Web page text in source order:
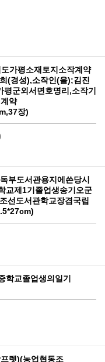
가평소재토지소작계약
(경성),소작인(을);김진
군외서면호명리,소작기
약
장)
부도서관용지에쓴당시
교제1기졸업생송기오군
선도서관학교장겸국립
학교졸업생의일기
렛)(농업협동조